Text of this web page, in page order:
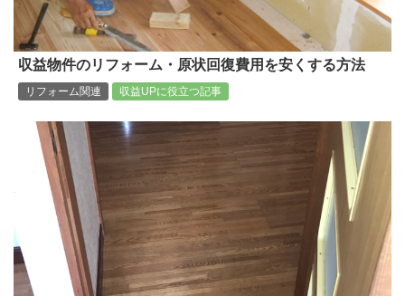
収益物件のリフォーム・原状回復費用を安くする方法
リフォーム関連 収益UPに役立つ記事